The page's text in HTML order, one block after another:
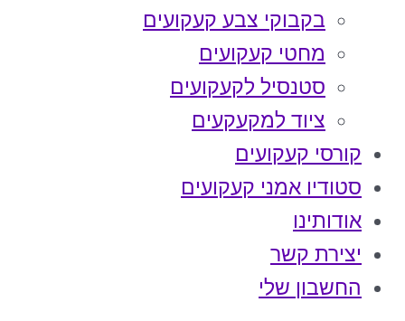
בקבוקי צבע קעקועים
מחטי קעקועים
סטנסיל לקעקועים
ציוד למקעקעים
קורסי קעקועים
סטודיו אמני קעקועים
אודותינו
יצירת קשר
החשבון שלי